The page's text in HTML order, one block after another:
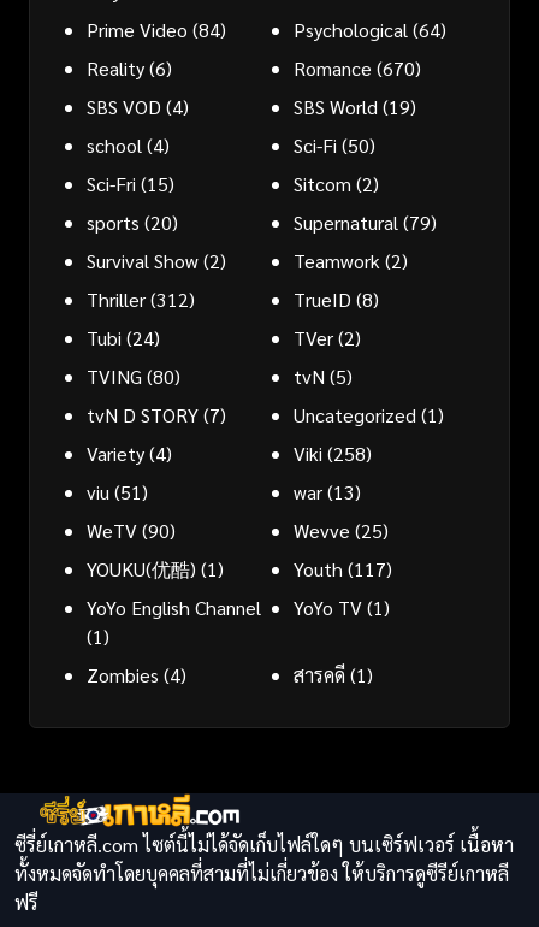
Prime Video (84) Psychological (64)
Reality(6) Romance (670)
SBS VOD (4) SBS World (19)
school (4) Sci-Fi (50)
Sci-Fri (15) Sitcom (2)
sports (20) Supernatural (79)
Survival Show(2) Teamwork (2)
Thriller(312) TrueID (8)
Tubi (24) TVer(2)
TVING (80) tvN (5)
tvN D STORY(7) Uncategorized (1)
Variety(4) Viki (258)
viu (51) war(13)
WeTV(90) Wevve (25)
YOUKU(优酷) (1) Youth (117)
YoYo English Channel
(1)
YoYo TV(1)
Zombies (4) สารคดี(1)
ซีรี่ย์เกาหลี.com ไซต์นี้ไม่ได้จัดเก็บไฟล์ใดๆ บนเซิร์ฟเวอร์ เนื้อหา
ทั้งหมดจัดทำโดยบุคคลที่สามที่ไม่เกี่ยวข้อง ให้บริการดูซีรีย์เกาหลี
ฟรี